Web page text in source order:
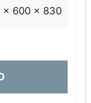
× 600 × 830